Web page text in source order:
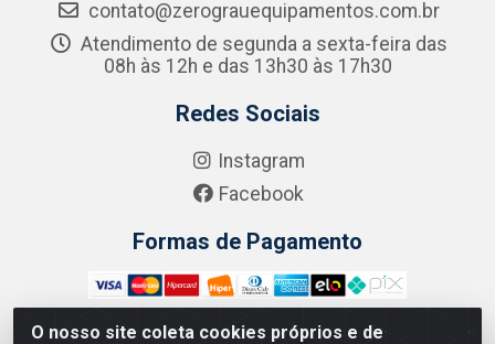
O nosso site coleta cookies próprios e de
contato@zerograuequipamentos.com.br
Atendimento de segunda a sexta-feira das
08h às 12h e das 13h30 às 17h30
Redes Sociais
Instagram
Facebook
Formas de Pagamento